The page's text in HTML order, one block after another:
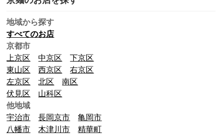
地域から探す
すべてのお店
京都市
上京区
中京区
下京区
東山区
西京区
右京区
左京区
北区
南区
伏見区
山科区
他地域
宇治市
長岡京市
亀岡市
八幡市
木津川市
精華町